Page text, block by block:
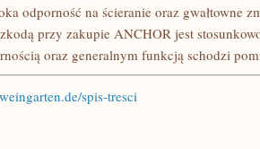
odporność na ścieranie oraz gwałtowne
przy zakupie ANCHOR jest
oraz generalnym funkcją schodzi
spis-tresci